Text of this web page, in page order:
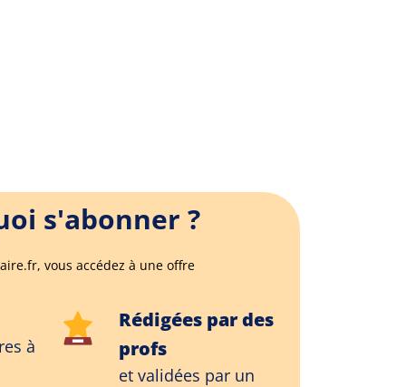
s'abonner ?
vous accédez à une offre
à
Rédigées par des
profs
et validées par un